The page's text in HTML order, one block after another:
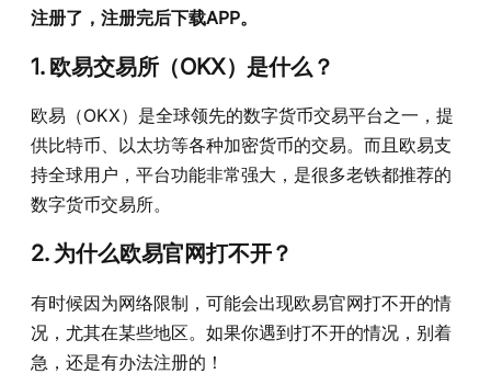
注册了，注册完后下载APP。
1. 欧易交易所（OKX）是什么？
欧易（OKX）是全球领先的数字货币交易平台之一，提
供比特币、以太坊等各种加密货币的交易。而且欧易支
持全球用户，平台功能非常强大，是很多老铁都推荐的
数字货币交易所。
2. 为什么欧易官网打不开？
有时候因为网络限制，可能会出现欧易官网打不开的情
况，尤其在某些地区。如果你遇到打不开的情况，别着
急，还是有办法注册的！